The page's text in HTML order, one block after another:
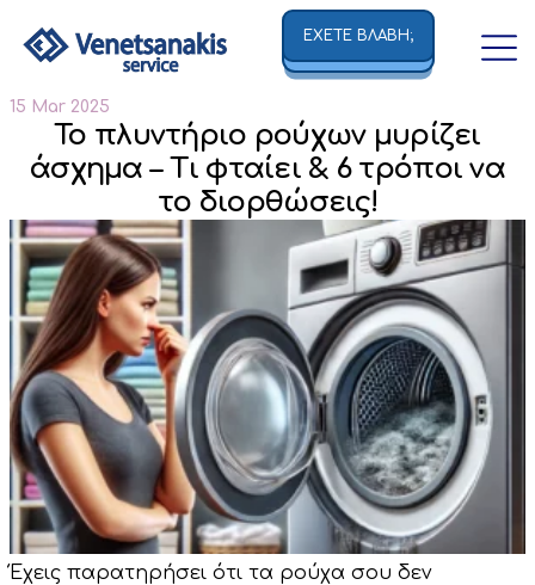
ΕΧΕΤΕ ΒΛΑΒΗ;
15 Mar 2025
Το πλυντήριο ρούχων μυρίζει
άσχημα – Τι φταίει & 6 τρόποι να
το διορθώσεις!
Έχεις παρατηρήσει ότι τα ρούχα σου δεν